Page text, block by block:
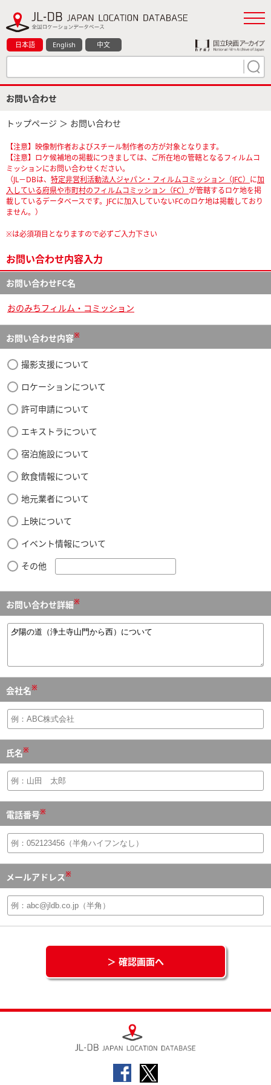
日本語 English 中文
お問い合わせ
トップページ ＞ お問い合わせ
【注意】映像制作者およびスチール制作者の方が対象となります。
【注意】ロケ候補地の掲載につきましては、ご所在地の管轄となるフィルムコ
ミッションにお問い合わせください。
（JL－DBは、 特定非営利活動法人ジャパン・フィルムコミッション（JFC） に加
入している府県や市町村のフィルムコミッション（FC） が管轄するロケ地を掲
載しているデータベースです。JFCに加入していないFCのロケ地は掲載しており
ません。）
※は必須項目となりますので必ずご入力下さい
お問い合わせ内容入力
お問い合わせFC名
おのみちフィルム・コミッション
お問い合わせ内容※
撮影支援について
ロケーションについて
許可申請について
エキストラについて
宿泊施設について
飲食情報について
地元業者について
上映について
イベント情報について
その他
お問い合わせ詳細※
会社名※
氏名※
電話番号※
メールアドレス※
＞ 確認画面へ